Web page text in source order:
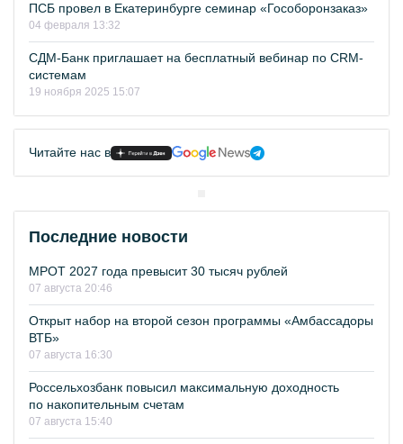
ПСБ провел в Екатеринбурге семинар «Гособоронзаказ»
04 февраля 13:32
СДМ-Банк приглашает на бесплатный вебинар по СRM-
системам
19 ноября 2025 15:07
Читайте нас в
Последние новости
МРОТ 2027 года превысит 30 тысяч рублей
07 августа 20:46
Открыт набор на второй сезон программы «Амбассадоры
ВТБ»
07 августа 16:30
Россельхозбанк повысил максимальную доходность
по накопительным счетам
07 августа 15:40